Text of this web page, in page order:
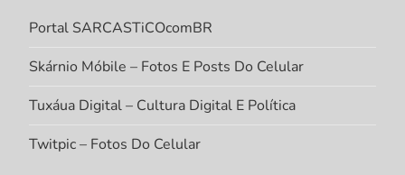
Portal SARCASTiCOcomBR
Skárnio Móbile – Fotos E Posts Do Celular
Tuxáua Digital – Cultura Digital E Política
Twitpic – Fotos Do Celular